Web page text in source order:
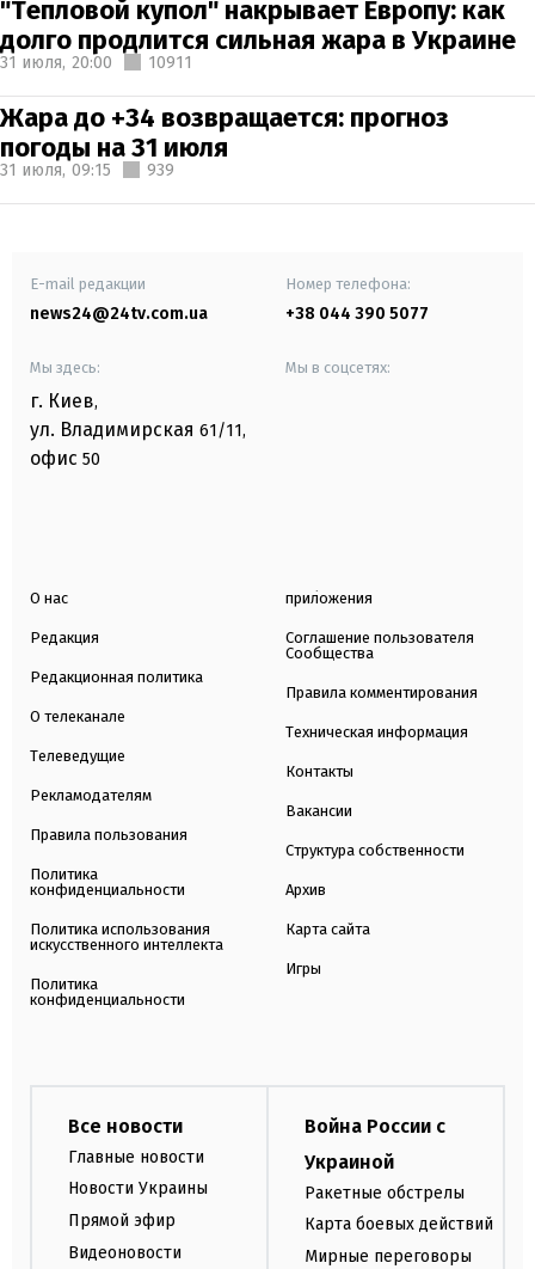
"Тепловой купол" накрывает Европу: как
долго продлится сильная жара в Украине
31 июля, 20:00 10911
Жара до +34 возвращается: прогноз
погоды на 31 июля
31 июля, 09:15 939
E-mail редакции
news24@24tv.com.ua
Номер телефона:
+38 044 390 5077
Мы здесь:
г. Киев,
ул. Владимирская 61/11,
офис 50
Мы в соцсетях:
О нас
Редакция
Редакционная политика
О телеканале
Телеведущие
Рекламодателям
Правила пользования
Политика
конфиденциальности
Политика использования
искусственного интеллекта
Политика
конфиденциальности
приложения
Соглашение пользователя
Сообщества
Правила комментирования
Техническая информация
Контакты
Вакансии
Структура собственности
Архив
Карта сайта
Игры
Все новости
Главные новости
Новости Украины
Прямой эфир
Видеоновости
Война России с
Украиной
Ракетные обстрелы
Карта боевых действий
Мирные переговоры